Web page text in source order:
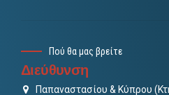
Πού θα μας βρείτε
Διεύθυνση
Παπαναστασίου & Κύπρου